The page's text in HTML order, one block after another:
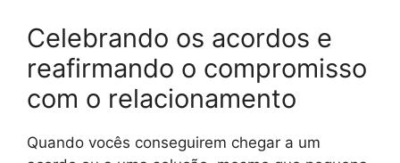
Celebrando os acordos e
reafirmando o compromisso
com o relacionamento
Quando vocês conseguirem chegar a um